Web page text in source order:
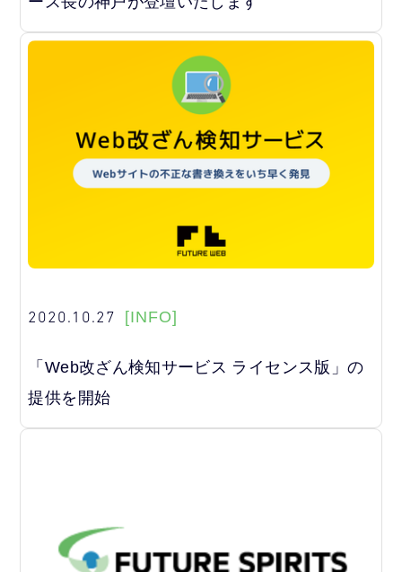
2020.10.27 [INFO]
「Web改ざん検知サービス ライセンス版」の
提供を開始